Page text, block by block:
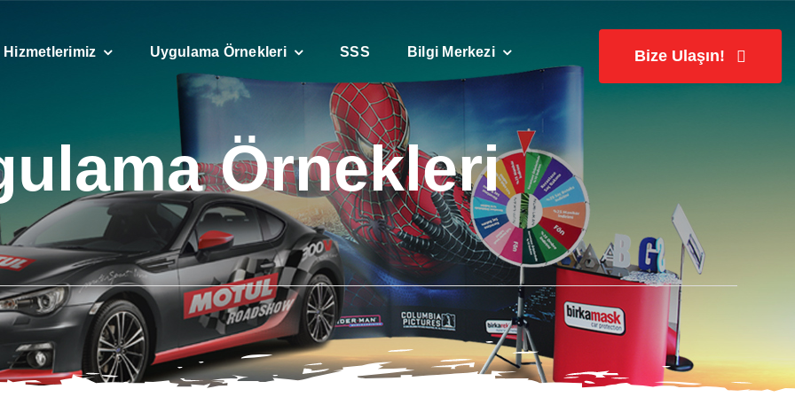
Hizmetlerimiz Uygulama Örnekleri SSS Bilgi Merkezi Bize Ulaşın!
Örnekleri